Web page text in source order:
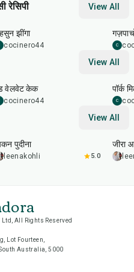
रेसिपी View All
min
झींगा
cocinero44 C
View All
वेलवेट केक
cocinero44
पॉर्क
C
View All
पुदीना
leenakohli 5.0
जीरा
All Rights Reserved
Lot Fourteen,
Australia, 5000